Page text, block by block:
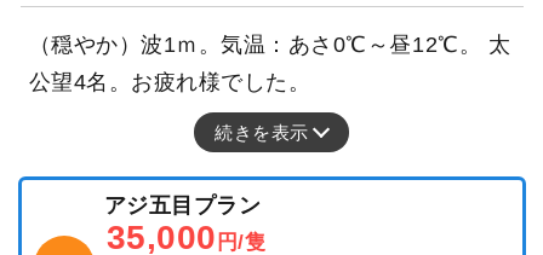
（穏やか）波1ｍ。気温：あさ0℃～昼12℃。 太
公望4名。お疲れ様でした。
続きを表示
アジ五目プラン
35,000 円/隻